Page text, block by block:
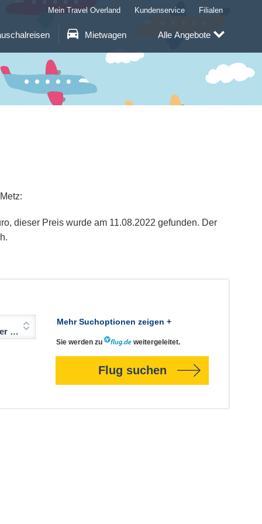
Mietwagen
Mein Travel Overland Kundenservice Filialen
Alle Angebote
dieser Preis wurde am 11.08.2022 gefunden. Der
Mehr Suchoptionen zeigen +
Sie werden zu weitergeleitet.
Flug suchen